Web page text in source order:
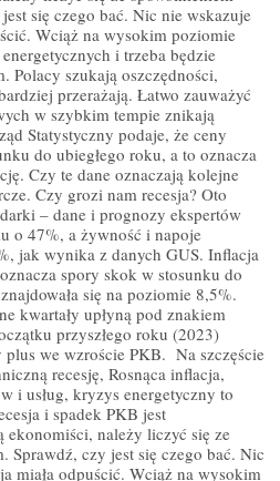
się czego bać. Nic nie wskazuje
Wciąż na wysokim poziomie
i trzeba będzie
Polacy szukają oszczędności,
przerażają. Łatwo zauważyć
w szybkim tempie znikają
Statystyczny podaje, że ceny
do ubiegłego roku, a to oznacza
Czy te dane oznaczają kolejne
Czy grozi nam recesja? Oto
– dane i prognozy ekspertów
o 47%, a żywność i napoje
jak wynika z danych GUS. Inflacja
spory skok w stosunku do
się na poziomie 8,5%.
kwartały upłyną pod znakiem
przyszłego roku (2023)
we wzroście PKB. Na szczęście
recesję, Rosnąca inflacja,
i usług, kryzys energetyczny to
i spadek PKB jest
należy liczyć się ze
Sprawdź, czy jest się czego bać. Nic
miała odpuścić. Wciąż na wysokim